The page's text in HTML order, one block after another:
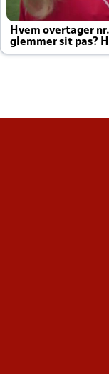
Hvem overtager
glemmer sit pas?
altid til efter